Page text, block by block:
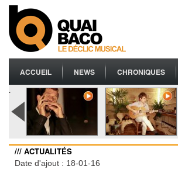
ACCUEIL NEWS CHRONIQUES
.
/// ACTUALITÉS
Date d'ajout : 18-01-16